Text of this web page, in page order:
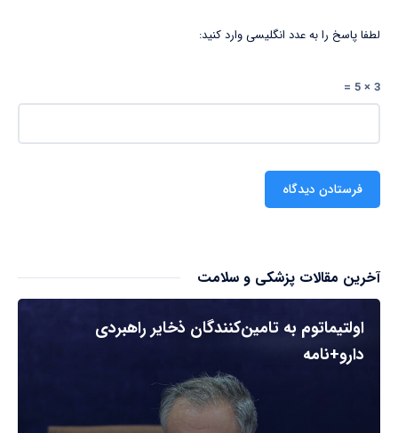
لطفا پاسخ را به عدد انگلیسی وارد کنید:
3 × 5 =
آخرین مقالات پزشکی و سلامت
اولتیماتوم به تامین‌کنندگان ذخایر راهبردی
دارو+نامه